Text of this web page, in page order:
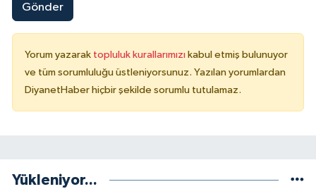
Gönder
Yorum yazarak topluluk kurallarımızı kabul etmiş bulunuyor
ve tüm sorumluluğu üstleniyorsunuz. Yazılan yorumlardan
DiyanetHaber hiçbir şekilde sorumlu tutulamaz.
Yükleniyor...
Kırşehir Müftülüğü
Kocaeli Müftülüğü
Konya Müftülüğü